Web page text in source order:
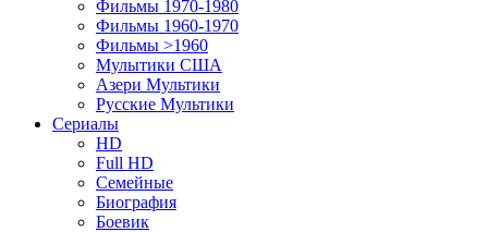
Фильмы 1970-1980
Фильмы 1960-1970
Фильмы >1960
Мулытики США
Азери Мультики
Русские Мультики
Сериалы
HD
Full HD
Семейные
Биография
Боевик